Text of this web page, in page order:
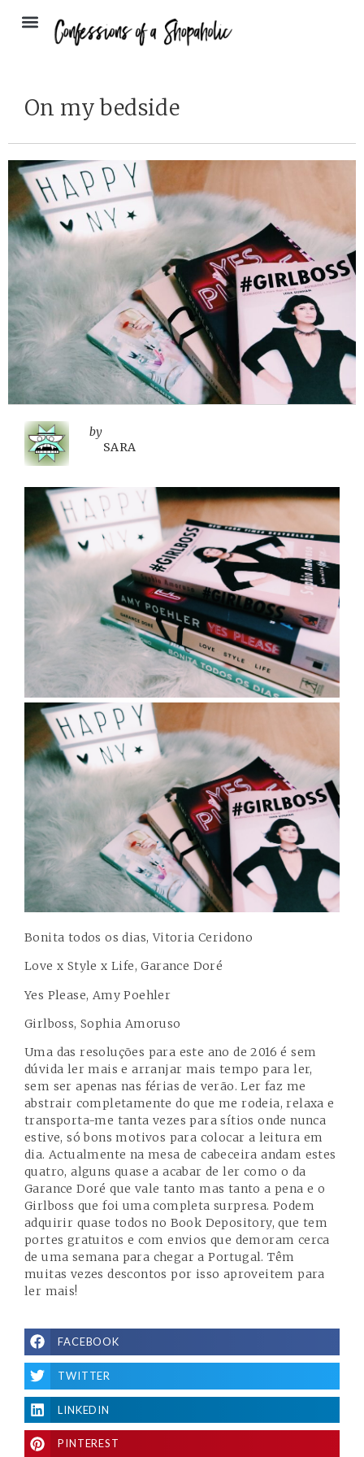
On my bedside
by
SARA
Bonita todos os dias, Vitoria Ceridono
Love x Style x Life, Garance Doré
Yes Please, Amy Poehler
Girlboss, Sophia Amoruso
Uma das resoluções para este ano de 2016 é sem
dúvida ler mais e arranjar mais tempo para ler,
sem ser apenas nas férias de verão. Ler faz me
abstrair completamente do que me rodeia, relaxa e
transporta-me tanta vezes para sítios onde nunca
estive, só bons motivos para colocar a leitura em
dia. Actualmente na mesa de cabeceira andam estes
quatro, alguns quase a acabar de ler como o da
Garance Doré que vale tanto mas tanto a pena e o
Girlboss que foi uma completa surpresa. Podem
adquirir quase todos no Book Depository, que tem
portes gratuitos e com envios que demoram cerca
de uma semana para chegar a Portugal. Têm
muitas vezes descontos por isso aproveitem para
ler mais!
FACEBOOK
TWITTER
LINKEDIN
PINTEREST